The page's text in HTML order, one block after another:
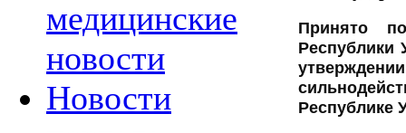
медицинские
новости
Новости
Принято
Республики
Республике